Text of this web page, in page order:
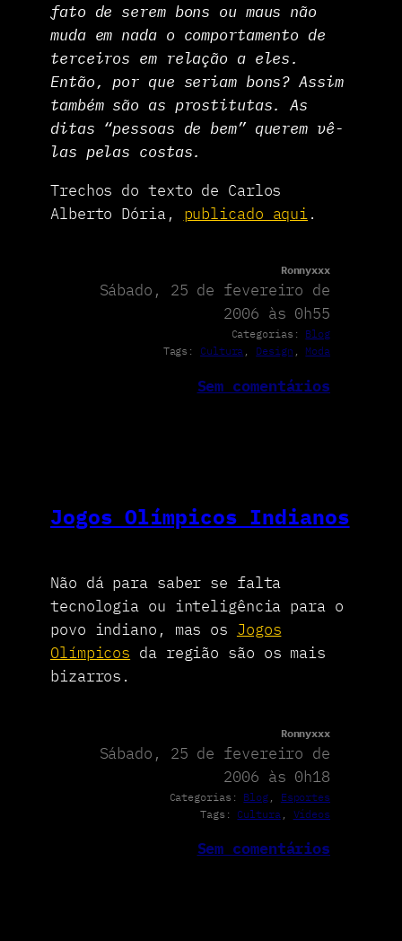
fato de serem bons ou maus não
muda em nada o comportamento de
terceiros em relação a eles.
Então, por que seriam bons? Assim
também são as prostitutas. As
ditas “pessoas de bem” querem vê-
las pelas costas.
Trechos do texto de Carlos
Alberto Dória, publicado aqui.
Ronnyxxx
Sábado, 25 de fevereiro de
2006 às 0h55
Categorias: Blog
Tags: Cultura , Design , Moda
Sem comentários
Jogos Olímpicos Indianos
Não dá para saber se falta
tecnologia ou inteligência para o
povo indiano, mas os Jogos
Olímpicos da região são os mais
bizarros.
Ronnyxxx
Sábado, 25 de fevereiro de
2006 às 0h18
Categorias: Blog, Esportes
Tags: Cultura Vídeos
Sem comentários